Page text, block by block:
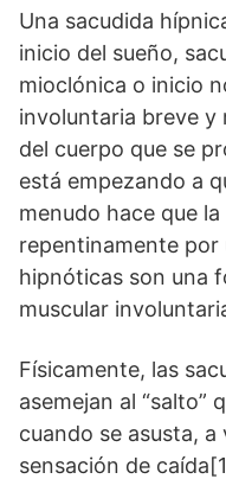
Una sacudida
inicio del sueño,
mioclónica o inicio
involuntaria breve y
del cuerpo que se
está empezando a
menudo hace que
repentinamente por
hipnóticas son una
muscular
Físicamente, las
asemejan al “salto”
cuando se asusta,
sensación de